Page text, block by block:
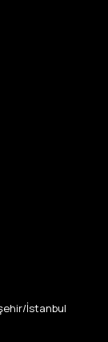
İstanbul